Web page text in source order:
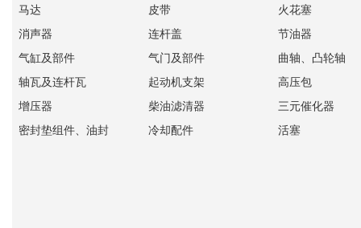
马达 皮带
火花塞
消声器
连杆盖
节油器
气缸及部件
气门及部件
曲轴、凸轮轴
轴瓦及连杆瓦
起动机支架
高压包
增压器
柴油滤清器
三元催化器
密封垫组件、油封
冷却配件 活塞